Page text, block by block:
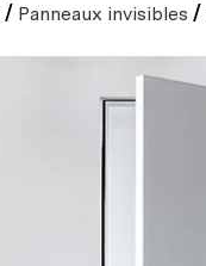
/ Panneaux invisibles /